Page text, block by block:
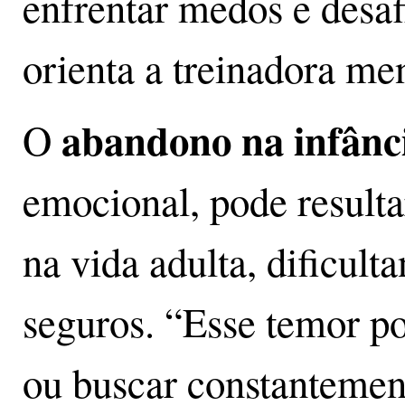
orienta a treinadora
O abandono na
emocional, pode
na vida adulta,
seguros. “Esse temor
ou buscar